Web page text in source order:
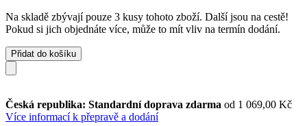
Na skladě zbývají pouze 3 kusy tohoto zboží. Další jsou na cestě!
Pokud si jich objednáte více, může to mít vliv na termín dodání.
Přidat do košíku
Česká republika: Standardní doprava zdarma od 1 069,00 Kč
Více informací k přepravě a dodání